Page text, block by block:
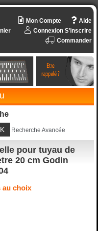
Aide
Mon Compte
Connexion S'inscrire
Commander
Recherche Avancée
pour tuyau de
20 cm Godin
au choix